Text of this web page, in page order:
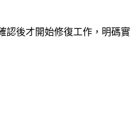
認後才開始修復工作，明碼實